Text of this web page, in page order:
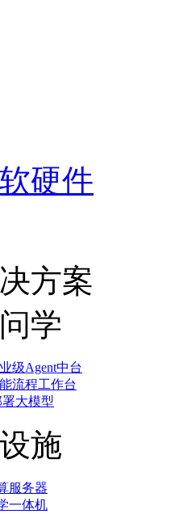
硬件
方案
学
级Agent中台
流程工作台
大模型
施
服务器
一体机